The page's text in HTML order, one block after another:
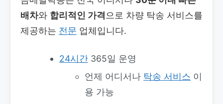
배차와 합리적인 가격 으로 차량 탁송 서비스를
제공하는 전문 업체입니다.
24시간365일 운영
언제 어디서나 탁송 서비스 이
용 가능